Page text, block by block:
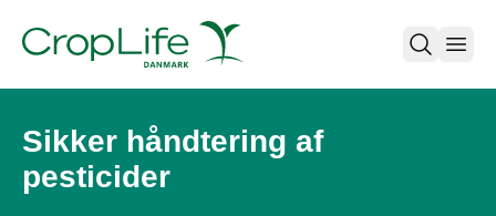
open
Sikker håndtering af
pesticider